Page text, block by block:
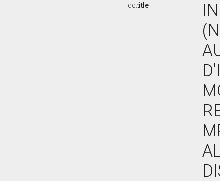
dc:title